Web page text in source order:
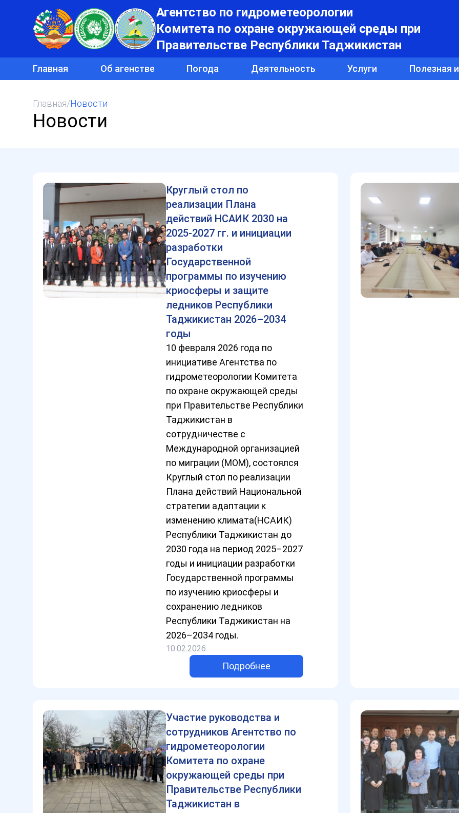
Агентство по гидрометеорологии
Комитета по охране окружающей среды при
Правительстве Республики Таджикистан
Главная Об агенстве Погода Деятельность Услуги Полезная
Главная/Новости
Новости
Круглый стол по
реализации Плана
действий НСАИК 2030 на
2025-2027 гг. и инициации
разработки
Государственной
программы по изучению
криосферы и защите
ледников Республики
Таджикистан 2026–2034
годы
10 февраля 2026 года по
инициативе Агентства по
гидрометеорологии Комитета
по охране окружающей среды
при Правительстве Республики
Таджикистан в
сотрудничестве с
Международной организацией
по миграции (МОМ), состоялся
Круглый стол по реализации
Плана действий Национальной
стратегии адаптации к
изменению климата(НСАИК)
Республики Таджикистан до
2030 года на период 2025–2027
годы и инициации разработки
Государственной программы
по изучению криосферы и
сохранению ледников
Республики Таджикистан на
2026–2034 годы.
10.02.2026
Подробнее
Участие руководства и
сотрудников Агентство по
гидрометеорологии
Комитета по охране
окружающей среды при
Правительстве Республики
Таджикистан в